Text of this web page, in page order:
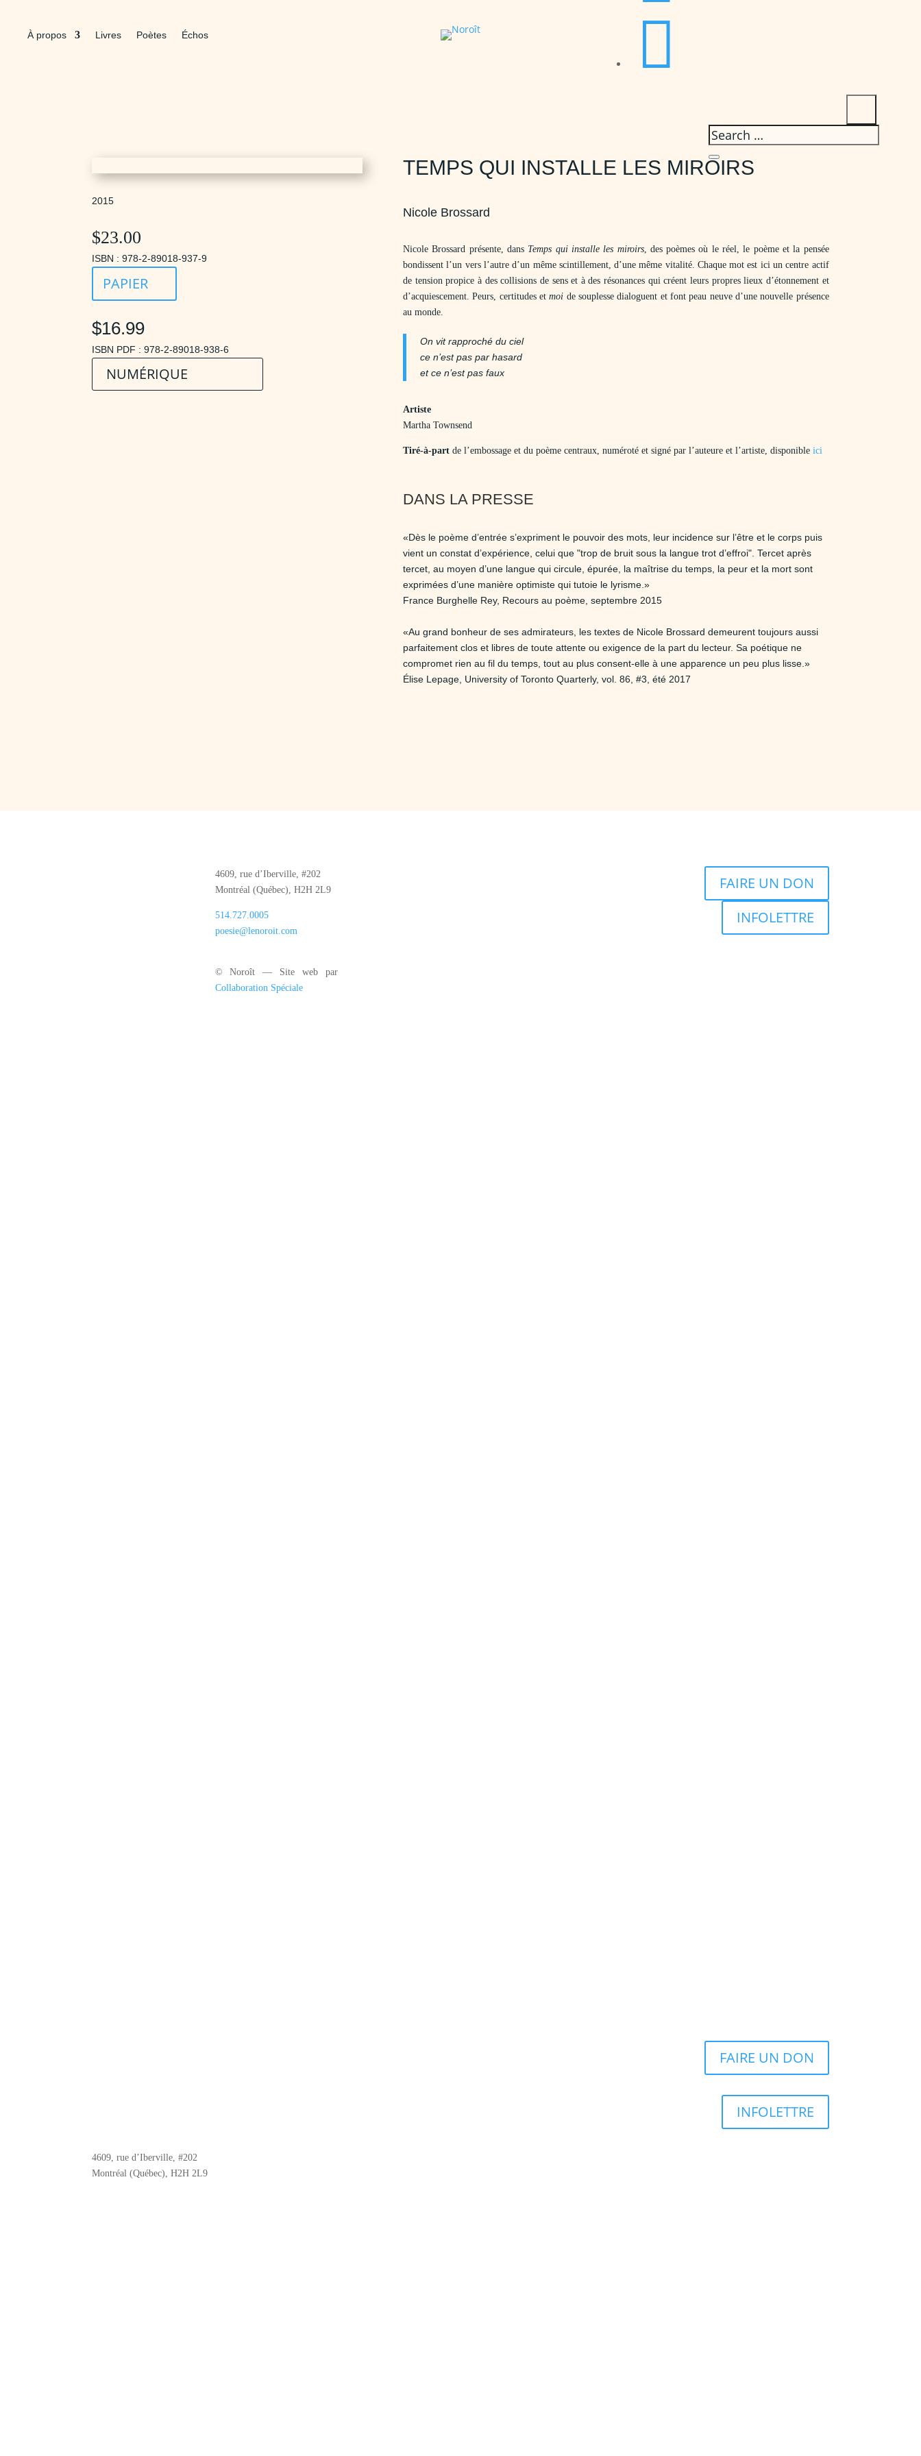
À propos Livres Poètes Échos

2015
$23.00
ISBN : 978-2-89018-937-9
PAPIER
$16.99
ISBN PDF : 978-2-89018-938-6
NUMÉRIQUE
TEMPS QUI INSTALLE LES MIROIRS
Nicole Brossard
Nicole Brossard présente, dans Temps qui installe les miroirs, des poèmes où le réel, le poème et la pensée
bondissent l’un vers l’autre d’un même scintillement, d’une même vitalité. Chaque mot est ici un centre actif
de tension propice à des collisions de sens et à des résonances qui créent leurs propres lieux d’étonnement et
d’acquiescement. Peurs, certitudes etmoi de souplesse dialoguent et font peau neuve d’une nouvelle présence
au monde.
On vit rapproché du ciel
ce n’est pas par hasard
et ce n’est pas faux
Artiste
Martha Townsend
Tiré-à-part de l’embossage et du poème centraux, numéroté et signé par l’auteure et l’artiste, disponibleici
DANS LA PRESSE
«Dès le poème d’entrée s’expriment le pouvoir des mots, leur incidence sur l’être et le corps puis
vient un constat d’expérience, celui que "trop de bruit sous la langue trot d’effroi". Tercet après
tercet, au moyen d’une langue qui circule, épurée, la maîtrise du temps, la peur et la mort sont
exprimées d’une manière optimiste qui tutoie le lyrisme.»
France Burghelle Rey, Recours au poème, septembre 2015
«Au grand bonheur de ses admirateurs, les textes de Nicole Brossard demeurent toujours aussi
parfaitement clos et libres de toute attente ou exigence de la part du lecteur. Sa poétique ne
compromet rien au fil du temps, tout au plus consent-elle à une apparence un peu plus lisse.»
Élise Lepage, University of Toronto Quarterly, vol. 86, #3, été 2017
4609, rue d’Iberville, #202
Montréal (Québec), H2H 2L9
514.727.0005
poesie@lenoroit.com
© Noroît — Site web par
Collaboration Spéciale
FAIRE UN DON
INFOLETTRE
FAIRE UN DON
INFOLETTRE
4609, rue d’Iberville, #202
Montréal (Québec), H2H 2L9